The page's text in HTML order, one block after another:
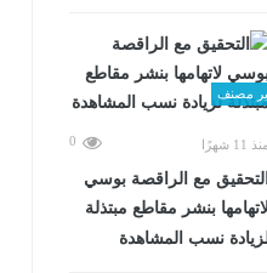
مصنف
منذ 11 شهرًا 0
التحقيق مع الراقصة بوسي
بنشر مقاطع مبتذلة
نسب المشاهدة